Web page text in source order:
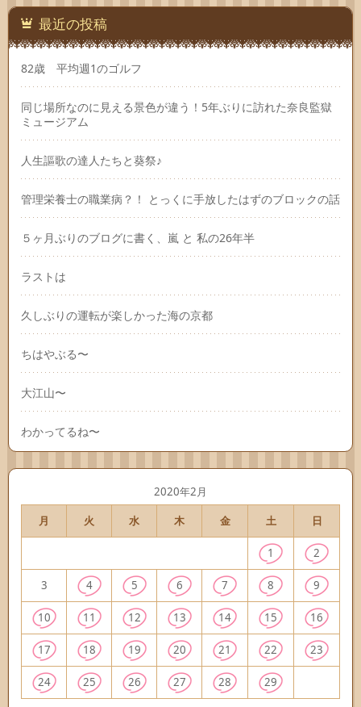
先
最近の投稿
82歳 平均週1のゴルフ
同じ場所なのに見える景色が違う！5年ぶりに訪れた奈良監獄
ミュージアム
人生謳歌の達人たちと葵祭♪
管理栄養士の職業病？！ とっくに手放したはずのブロックの話
５ヶ月ぶりのブログに書く、嵐 と 私の26年半
ラストは
久しぶりの運転が楽しかった海の京都
ちはやぶる〜
大江山〜
わかってるね〜
2020年2月
月
火 水 木 金 土 日
1 2
3 4 5 6 7 8 9
10 11 12 13 14 15 16
17 18 19 20 21 22 23
24 25 26 27 28 29